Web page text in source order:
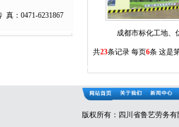
真：0471-6231867
成都市标化工地、
共23条记录 每页6条 这是
版权所有：四川省鲁艺劳务